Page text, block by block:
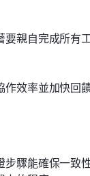
親自完成所有
效率並加快回
驟能確保一致